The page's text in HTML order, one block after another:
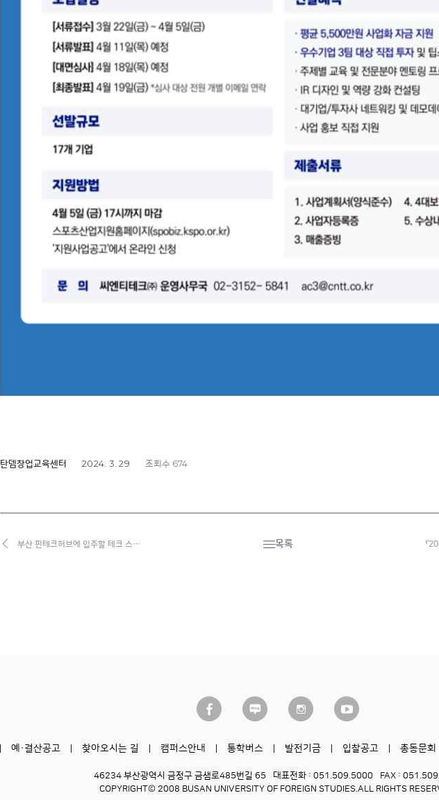
탄뎀창업교육센터 2024. 3. 29 조회수 674
부산 핀테크허브에 입주할 테크 스… 목록 『
예·결산공고 찾아오시는 길 캠퍼스안내 통학버스 발전기금 입찰공고 총동문회
46234 부산광역시 금정구 금샘로485번길 65 대표전화 : 051.509.5000
FAX :
COPYRIGHT© 2008 BUSAN UNIVERSITY OF FOREIGN STUDIES. ALL RIGHTS